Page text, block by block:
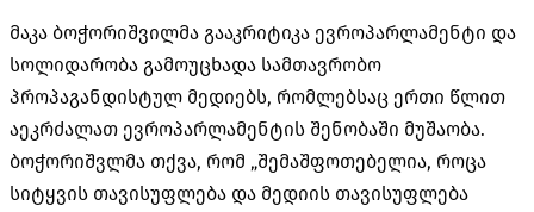
მაკა ბოჭორიშვილმა გააკრიტიკა ევროპარლამენტი და
სოლიდარობა გამოუცხადა სამთავრობო
პროპაგანდისტულ მედიებს, რომლებსაც ერთი წლით
აეკრძალათ ევროპარლამენტის შენობაში მუშაობა.
ბოჭორიშვლმა თქვა, რომ „შემაშფოთებელია, როცა
სიტყვის თავისუფლება და მედიის თავისუფლება